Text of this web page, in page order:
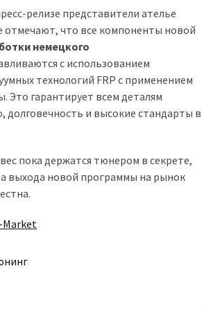
релизе представители ателье
отмечают, что все компоненты новой
немецкого
с использованием
технологий FRP с применением
Это гарантирует всем деталям
долговечность и высокие стандарты в
пока держатся тюнером в секрете,
выхода новой программы на рынок
Market